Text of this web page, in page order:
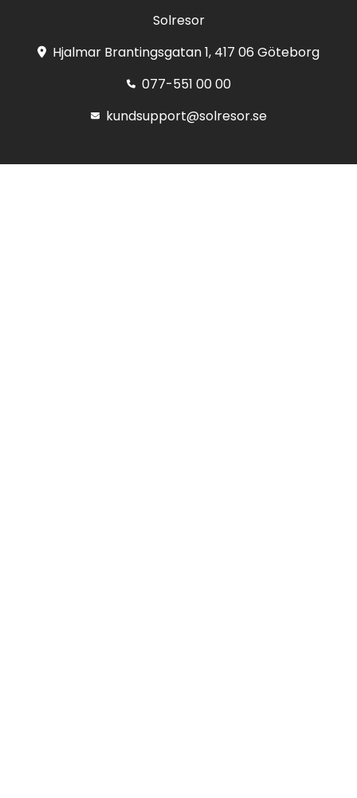
Solresor
Hjalmar Brantingsgatan 1, 417 06 Göteborg
077-551 00 00
kundsupport@solresor.se